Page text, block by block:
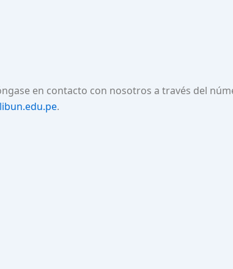
en contacto con nosotros a través del
.